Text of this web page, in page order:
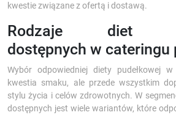
kwestie związane z ofertą i dostawą.
Rodzaje diet
dostępnych w cateringu
Wybór odpowiedniej diety pudełkowej
kwestia smaku, ale przede wszystkim
stylu życia i celów zdrowotnych. W
dostępnych jest wiele wariantów, które